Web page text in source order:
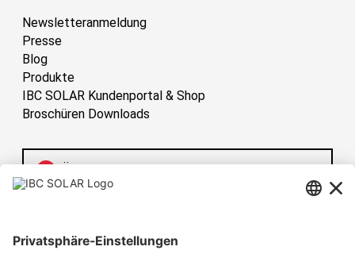
Newsletteranmeldung
Presse
Blog
Produkte
IBC SOLAR Kundenportal & Shop
Broschüren Downloads